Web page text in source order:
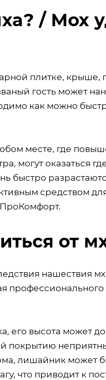
/ Мох
плитке, крыше,
гость может
как можно
месте, где
могут оказаться
быстро
средством
от
нашествия
его высота может
покрытию
лишайник может
что приводит к